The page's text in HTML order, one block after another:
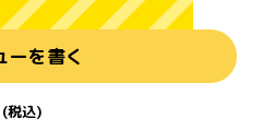
ーを書く
(税込)